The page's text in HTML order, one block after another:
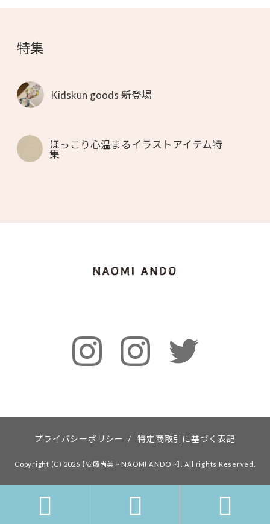
特集
Kidskun goods 新登場
ほっこり心温まるイラストアイテム特
集
プライバシーポリシー / 特定商取引に基づく表記
Copyright (C) 2026 【安藤尚美 ~ NAOMI ANDO ~】. All rights Reserved.
  